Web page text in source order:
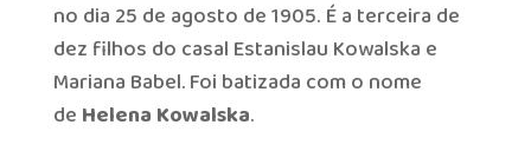
no dia 25 de agosto de 1905. É a terceira de
dez filhos do casal Estanislau Kowalska e
Mariana Babel. Foi batizada com o nome
de Helena Kowalska.